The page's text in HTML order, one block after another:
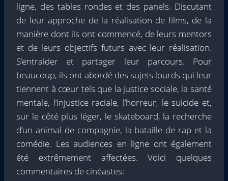
ligne, des tables rondes et des panels. Discutant
de leur approche de la réalisation de films, de la
manière dont ils ont commencé, de leurs mentors
et de leurs objectifs futurs avec leur réalisation.
S’entraider et partager leur parcours. Pour
beaucoup, ils ont abordé des sujets lourds qui leur
tiennent à cœur tels que la justice sociale, la santé
mentale, l’injustice raciale, l’horreur, le suicide et,
sur le côté plus léger, le skateboard, la recherche
d’un animal de compagnie, la bataille de rap et la
comédie. Les audiences en ligne ont également
été extrêmement affectées. Voici quelques
commentaires de cinéastes: